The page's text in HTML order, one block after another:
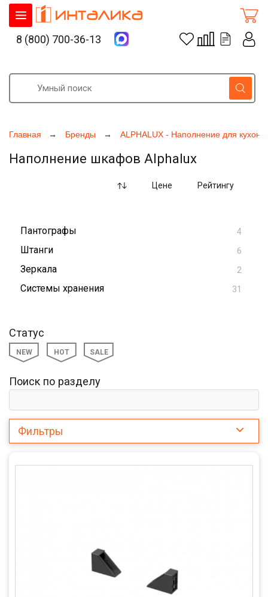
Главная Бренды ALPHALUX - Наполнение для кухонь
Наполнение шкафов Alphalux
Цене Рейтингу
Пантографы 4
Штанги 6
Зеркала 2
Системы хранения 31
Статус
NEW HOT SALE
Поиск по разделу
Фильтры
8 (800) 700-36-13